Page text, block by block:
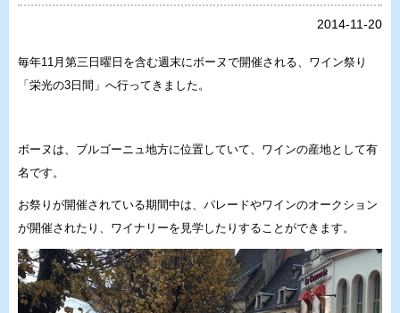
2014-11-20
毎年11月第三日曜日を含む週末にボーヌで開催される、ワイン祭り
「栄光の3日間」へ行ってきました。
ボーヌは、ブルゴーニュ地方に位置していて、ワインの産地として有
名です。
お祭りが開催されている期間中は、パレードやワインのオークション
が開催されたり、ワイナリーを見学したりすることができます。